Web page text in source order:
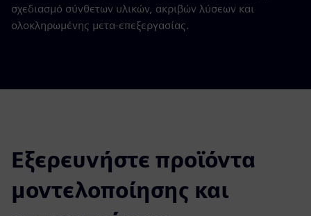
σχεδιασμό σύνθετων υλικών, ακριβών λύσεων και
ολοκληρωμένης μετα-επεξεργασίας.
Εξερευνήστε προϊόντα
μοντελοποίησης και